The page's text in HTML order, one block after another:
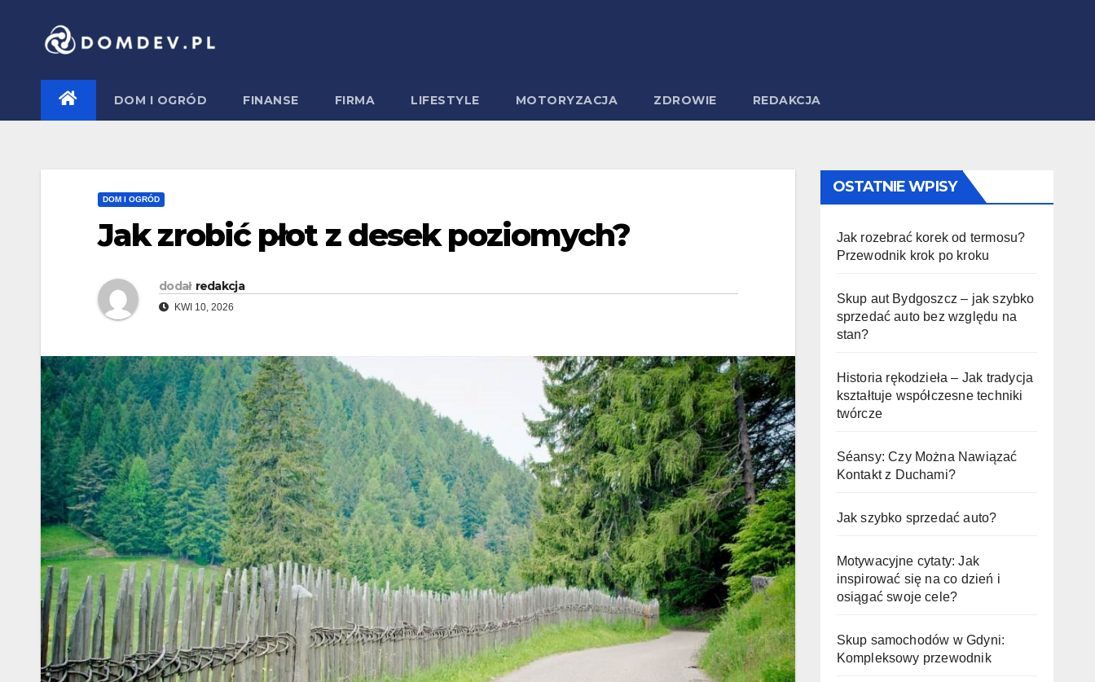
DOM I OGRÓD FINANSE FIRMA LIFESTYLE MOTORYZACJA ZDROWIE REDAKCJA
DOM I OGRÓD
Jak zrobić płot z desek poziomych?
dodał redakcja
KWI 10, 2026
OSTATNIE WPISY
Jak rozebrać korek od termosu?
Przewodnik krok po kroku
Skup aut Bydgoszcz – jak szybko
sprzedać auto bez względu na
stan?
Historia rękodzieła – Jak tradycja
kształtuje współczesne techniki
twórcze
Séansy: Czy Można Nawiązać
Kontakt z Duchami?
Jak szybko sprzedać auto?
Motywacyjne cytaty: Jak
inspirować się na co dzień i
osiągać swoje cele?
Skup samochodów w Gdyni:
Kompleksowy przewodnik